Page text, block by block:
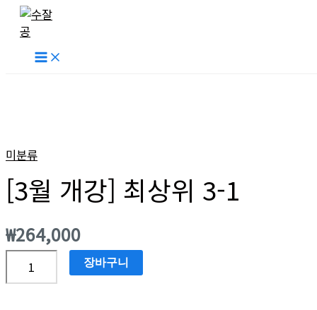
Main
Menu
미분류
[3월 개강] 최상위 3-1
₩264,000
개
최
상
3-
1
량
장바구니